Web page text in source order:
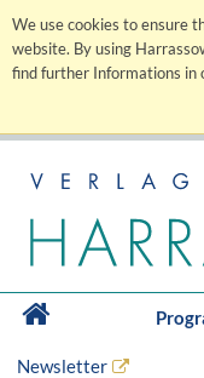
We use cookies to ensure
website. By using
find further Informations in
Newsletter